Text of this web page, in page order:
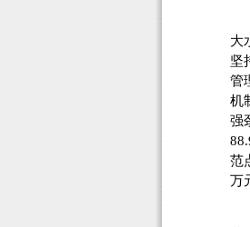
大
坚
管
机
强
范
万